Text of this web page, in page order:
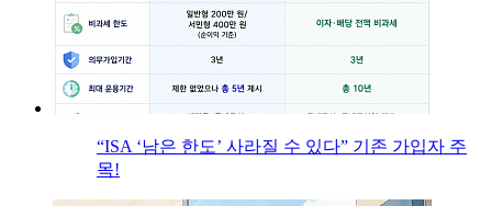
“ISA ‘남은 한도’ 사라질 수 있다” 기존 가입자 주
목!